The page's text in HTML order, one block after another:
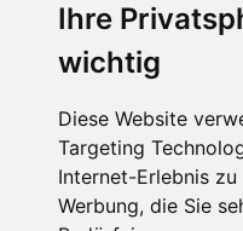
Ihre
wichtig
Diese Website
Targeting
Internet-Erlebnis
Werbung, die Sie